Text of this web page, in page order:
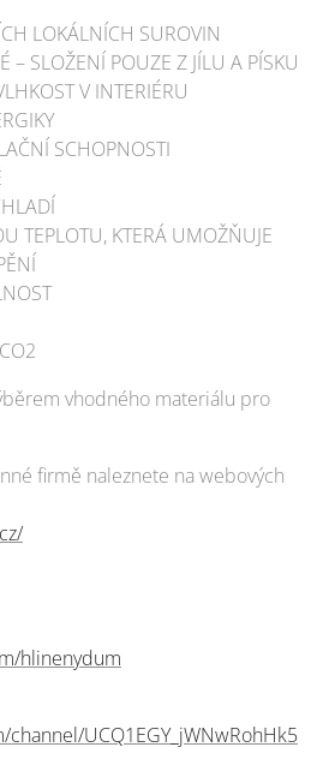
LOKÁLNÍCH SUROVIN
– SLOŽENÍ POUZE Z JÍLU A PÍSKU
V INTERIÉRU
SCHOPNOSTI
TEPLOTU, KTERÁ UMOŽŇUJE
vhodného materiálu pro
firmě naleznete na webových
hlinenydum
UCQ1EGY_jWNwRohHk5